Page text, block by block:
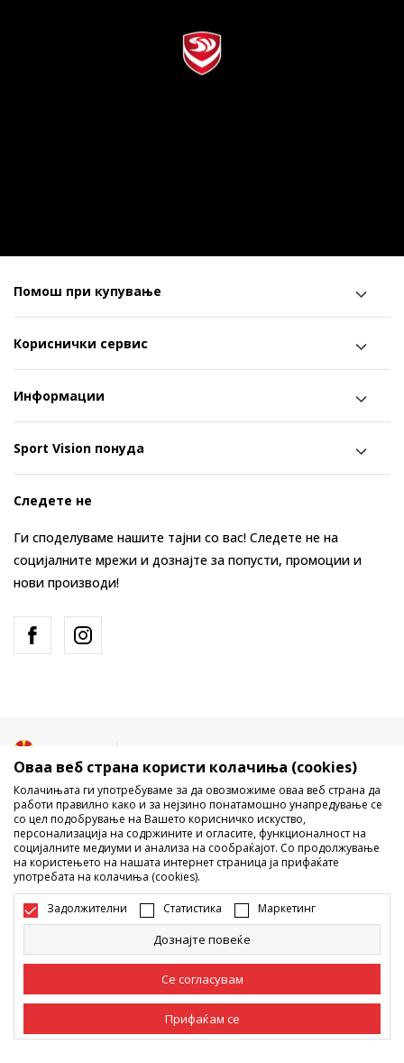
Помош при купување
Кориснички сервис
Информации
Sport Vision понуда
Следете не
Ги споделуваме нашите тајни со вас! Следете не на
социјалните мрежи и дознајте за попусти, промоции и
нови производи!
Не е дозволено превземање или користење на содржината од
интернет страните на Sport Vision, делумно или целосно a се
однесува на логоа, трговски марки, комерцијални содржини, ниту
истите да се отстапуваат на трети лица, јавно да се објавуваат или да
се користат за било какви цели, без писмена согласност од БДС.МК
ДООЕЛ.
Настојуваме да бидеме што попрецизни во описот на производот,
фотографијата и самата цена, но не можеме да гарантираме дака
сите информации се комплетни и без грешка. Сите прикажани
производи на сајтот се дел од нашата понуда, но не се подразбира
дека мораат да се достапни во секој момент. Достапноста на
Оваа веб страна користи колачиња (cookies)
Колачињата ги употребуваме за да овозможиме оваа веб страна да
работи правилно како и за нејзино понатамошно унапредување се
со цел подобрување на Вашето корисничко искуство,
персонализација на содржините и огласите, функционалност на
социјалните медиуми и анализа на сообраќајот. Со продолжување
на користењето на нашата интернет страница ја прифаќате
употребата на колачиња (cookies).
Задолжителни Статистика Маркетинг
Дознајте повеќе
Се согласувам
Прифаќам се